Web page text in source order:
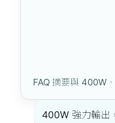
FAQ 摘要與 400W
400W 強力輸出